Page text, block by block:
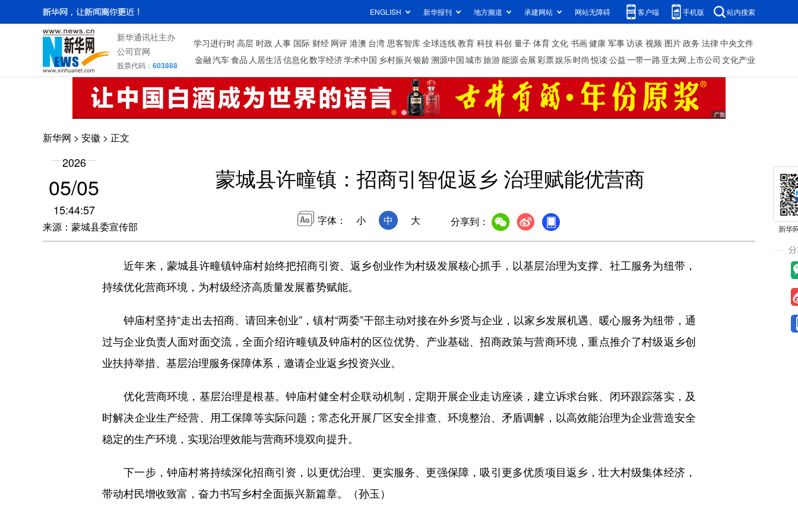
ENGLISH 新华报刊 地方频道 承建网站 网站无障碍 客户端 手机版 站内搜索
新华通讯社主办
公司官网
股票代码： 603888
学习进行时高层 时政 人事 国际 财经 网评 港澳 台湾 思客智库 全球连线教育 科技科创 量子 体育文化 书画健康 军事访谈 视频 图片政务 法律中央文件
金融汽车食品 人居生活信息化数字经济学术中国 乡村振兴银龄溯源中国城市旅游能源会展彩票娱乐时尚 悦读公益一带一路 亚太网上市公司 文化产业
新华网 > 安徽 > 正文
2026
05/05
15:44:57
来源：蒙城县委宣传部
蒙城县许疃镇：招商引智促返乡 治理赋能优营商
字体： 小 中 大 分享到：
近年来，蒙城县许疃镇钟庙村始终把招商引资、返乡创业作为村级发展核心抓手，以基层治理为支撑、社工服务为纽带，
持续优化营商环境，为村级经济高质量发展蓄势赋能。
钟庙村坚持“走出去招商、请回来创业”，镇村“两委”干部主动对接在外乡贤与企业，以家乡发展机遇、暖心服务为纽带，通
过与企业负责人面对面交流，全面介绍许疃镇及钟庙村的区位优势、产业基础、招商政策与营商环境，重点推介了村级返乡创
业扶持举措、基层治理服务保障体系，邀请企业返乡投资兴业。
优化营商环境，基层治理是根基。钟庙村健全村企联动机制，定期开展企业走访座谈，建立诉求台账、闭环跟踪落实，及
时解决企业生产经营、用工保障等实际问题；常态化开展厂区安全排查、环境整治、矛盾调解，以高效能治理为企业营造安全
稳定的生产环境，实现治理效能与营商环境双向提升。
下一步，钟庙村将持续深化招商引资，以更优治理、更实服务、更强保障，吸引更多优质项目返乡，壮大村级集体经济，
带动村民增收致富，奋力书写乡村全面振兴新篇章。（孙玉）